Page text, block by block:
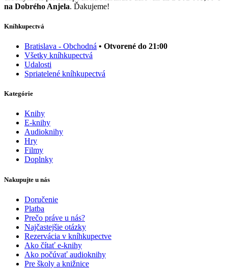
na Dobrého Anjela. Ďakujeme!
Kníhkupectvá
Bratislava - Obchodná • Otvorené do 21:00
Všetky kníhkupectvá
Udalosti
Spriatelené kníhkupectvá
Kategórie
Knihy
E-knihy
Audioknihy
Hry
Filmy
Doplnky
Nakupujte u nás
Doručenie
Platba
Prečo práve u nás?
Najčastejšie otázky
Rezervácia v kníhkupectve
Ako čítať e-knihy
Ako počúvať audioknihy
Pre školy a knižnice